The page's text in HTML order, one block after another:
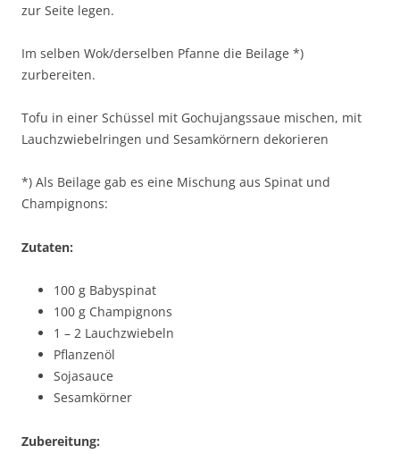
zur Seite legen.
Im selben Wok/derselben Pfanne die Beilage *)
zurbereiten.
Tofu in einer Schüssel mit Gochujangssaue mischen, mit
Lauchzwiebelringen und Sesamkörnern dekorieren
*) Als Beilage gab es eine Mischung aus Spinat und
Champignons:
Zutaten:
100 g Babyspinat
100 g Champignons
1 – 2 Lauchzwiebeln
Pflanzenöl
Sojasauce
Sesamkörner
Zubereitung: